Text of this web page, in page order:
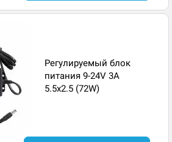
Регулируемый блок
питания 9-24V 3A
5.5x2.5 (72W)